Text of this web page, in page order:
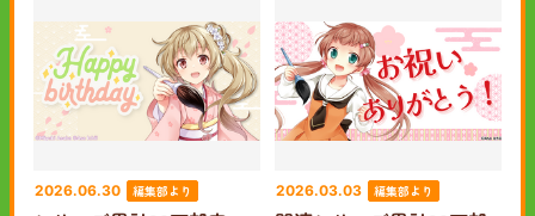
2026.06.30 編集部より 2026.03.03 編集部より